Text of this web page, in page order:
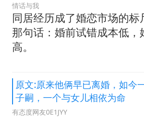
情话与我
同居经历成了婚恋市场的标
那句话：婚前试错成本低，
高。
原文:原来他俩早已离婚，如今
子嗣，一个与女儿相依为命
有态度网友0E1JYY